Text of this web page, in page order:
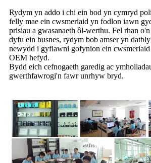
Rydym yn addo i chi ein bod yn cymryd
felly mae ein cwsmeriaid yn fodlon iawn
prisiau a gwasanaeth ôl-werthu. Fel rhan
dyfu ein busnes, rydym bob amser yn
newydd i gyflawni gofynion ein cwsmeriaid
OEM hefyd.
Bydd eich cefnogaeth garedig ac
gwerthfawrogi'n fawr unrhyw bryd.